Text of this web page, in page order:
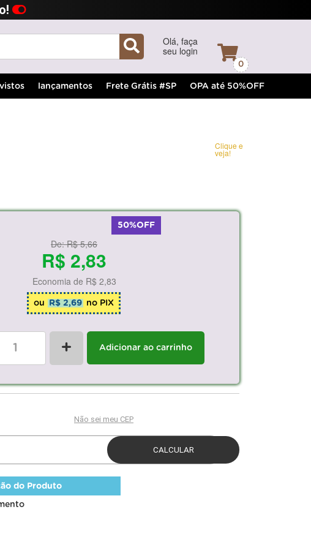
Olá, faça
seu login
0
lançamentos Frete Grátis #SP OPA até 50%OFF
Clique e
veja!
50%OFF
De:R$ 5,66
R$ 2,83
Economia de R$ 2,83
ou R$ 2,69 no PIX
+ Adicionar ao carrinho
do Produto